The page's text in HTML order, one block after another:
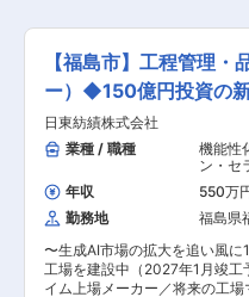
【福島市】工程管理
ー）◆150億円投資の
候補
日東紡績株式会社
業種 / 職種
機能性
ン・セ
維, 工
IE（樹
成品・
年収 550万
勤務地
福島県
〜生成AI市場の拡大を追い風
工場を建設中（2027年1月竣工
イム上場メーカー／将来の工場